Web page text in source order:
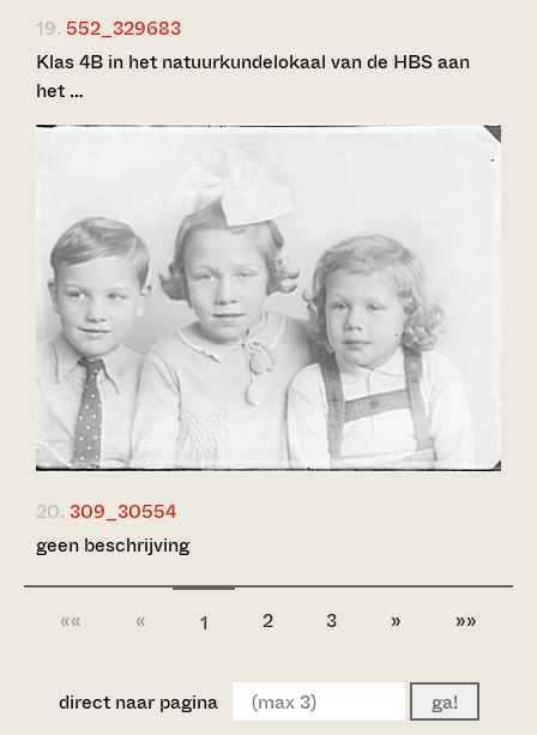
19. 552_329683
Klas 4B in het natuurkundelokaal van de HBS aan
het …
20. 309_30554
geen beschrijving
«« « 1 2 3 » »»
direct naar pagina ga!